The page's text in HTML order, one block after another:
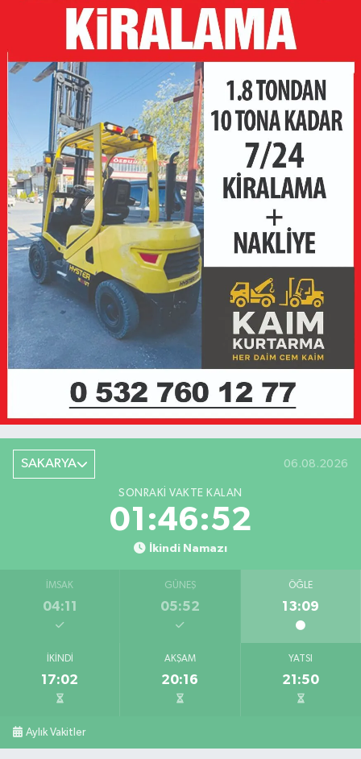
SAKARYA 06.08.2026
SONRAKI VAKTE KALAN
01:46:52
İkindi Namazı
İMSAK
04:11
GÜNEŞ
05:52
ÖĞLE
13:09
İKINDI
17:02
AKŞAM
20:16
YATSI
21:50
Aylık Vakitler